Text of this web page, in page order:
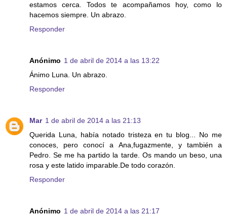
estamos cerca. Todos te acompañamos hoy, como lo
hacemos siempre. Un abrazo.
Responder
Anónimo 1 de abril de 2014 a las 13:22
Ánimo Luna. Un abrazo.
Responder
Mar 1 de abril de 2014 a las 21:13
Querida Luna, había notado tristeza en tu blog... No me
conoces, pero conocí a Ana,fugazmente, y también a
Pedro. Se me ha partido la tarde. Os mando un beso, una
rosa y este latido imparable.De todo corazón.
Responder
Anónimo 1 de abril de 2014 a las 21:17